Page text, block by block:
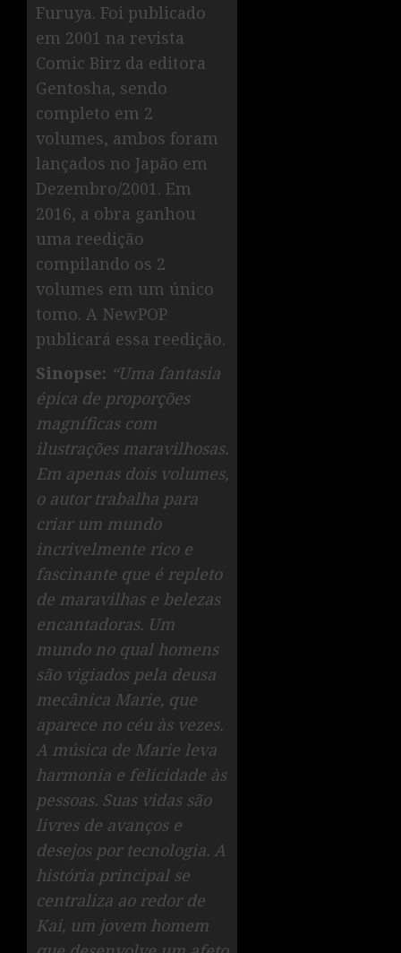
Furuya. Foi publicado
em 2001 na revista
Comic Birz da editora
Gentosha, sendo
completo em 2
volumes, ambos foram
lançados no Japão em
Dezembro/2001. Em
2016, a obra ganhou
uma reedição
compilando os 2
volumes em um único
tomo. A NewPOP
publicará essa reedição.
Sinopse: “Uma fantasia
épica de proporções
magníficas com
ilustrações maravilhosas.
Em apenas dois volumes,
o autor trabalha para
criar um mundo
incrivelmente rico e
fascinante que é repleto
de maravilhas e belezas
encantadoras. Um
mundo no qual homens
são vigiados pela deusa
mecânica Marie, que
aparece no céu às vezes.
A música de Marie leva
harmonia e felicidade às
pessoas. Suas vidas são
livres de avanços e
desejos por tecnologia. A
história principal se
centraliza ao redor de
Kai, um jovem homem